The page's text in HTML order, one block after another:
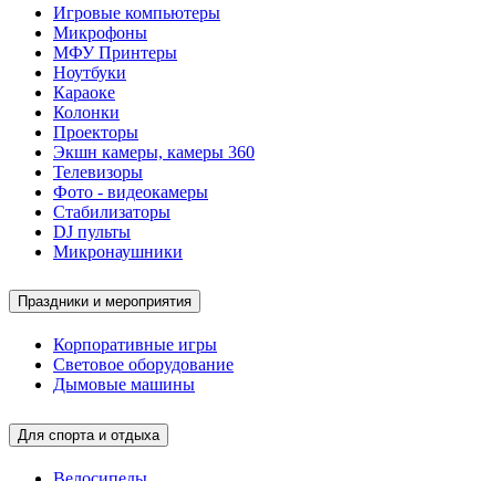
Игровые компьютеры
Микрофоны
МФУ Принтеры
Ноутбуки
Караоке
Колонки
Проекторы
Экшн камеры, камеры 360
Телевизоры
Фото - видеокамеры
Стабилизаторы
DJ пульты
Микронаушники
Праздники и мероприятия
Корпоративные игры
Световое оборудование
Дымовые машины
Для спорта и отдыха